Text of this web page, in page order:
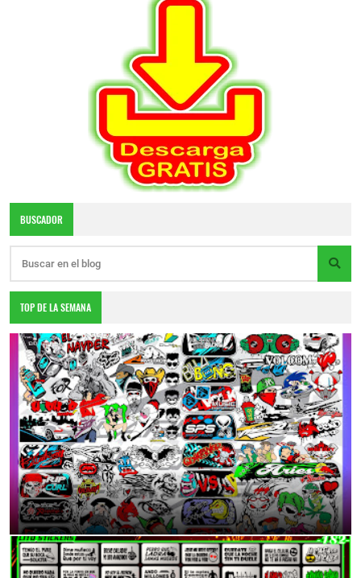
BUSCADOR
TOP DE LA SEMANA
DESCARGA TOTALMENTE GRATIS
6:55 p.m.